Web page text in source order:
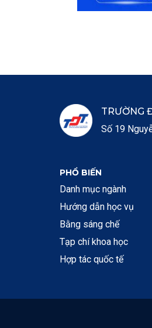
TRƯỜNG
Số 19
PHỔ BIẾN
Danh mục ngành
Hướng dẫn học vụ
Bằng sáng chế
Tạp chí khoa học
Hợp tác quốc tế